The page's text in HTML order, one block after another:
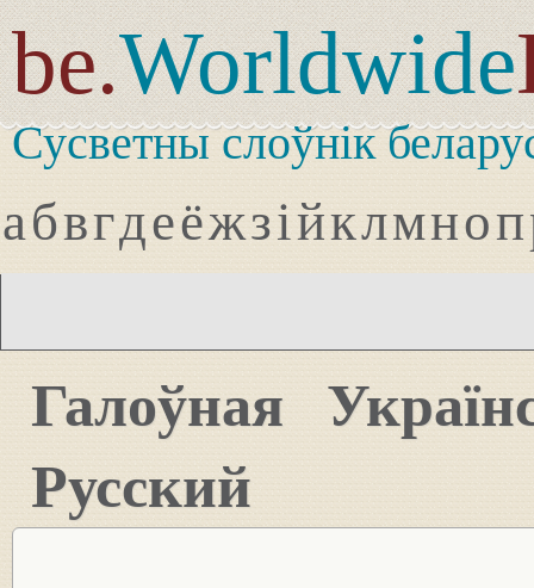
be.Worldwide
Сусветны слоўнік
абвгдеёжзійклмноп
Галоўная
Русский